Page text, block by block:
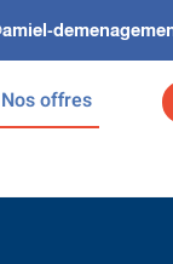
Nos offres